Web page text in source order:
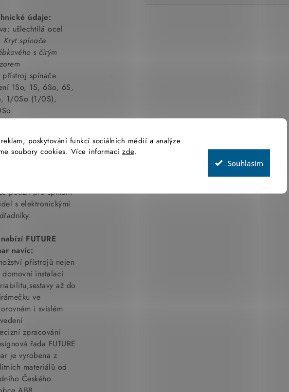
poskytování funkcí sociálních médií a analýze
soubory cookies. Více informací zde.
Souhlasím
údaje:
ušlechtilá ocel
Kryt spínače
s čirým
přístroj spínače
1So, 1S, 6So, 6S,
1/0So (1/0S),
spínače se dodává s
k přístroji
použít pro spínání
s elektronickými
FUTURE
navíc:
přístrojů nejen
instalaci
až do
ve
i svislém
zpracování
řada FUTURE
je vyrobena z
materiálů od
Českého